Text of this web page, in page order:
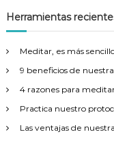
c
a
:
Herramientas
Meditar, es más
9 beneficios de
4 razones para
Practica nuestro
Las ventajas de